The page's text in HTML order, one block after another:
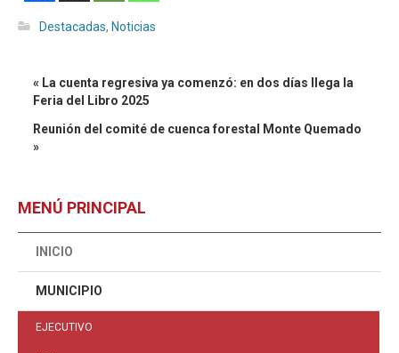
Destacadas, Noticias
« La cuenta regresiva ya comenzó: en dos días llega la
Feria del Libro 2025
Reunión del comité de cuenca forestal Monte Quemado
»
MENÚ PRINCIPAL
INICIO
MUNICIPIO
EJECUTIVO